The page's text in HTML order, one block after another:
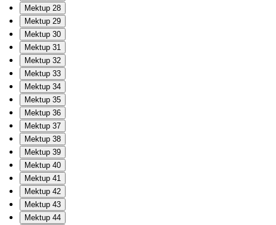
Mektup 28
Mektup 29
Mektup 30
Mektup 31
Mektup 32
Mektup 33
Mektup 34
Mektup 35
Mektup 36
Mektup 37
Mektup 38
Mektup 39
Mektup 40
Mektup 41
Mektup 42
Mektup 43
Mektup 44